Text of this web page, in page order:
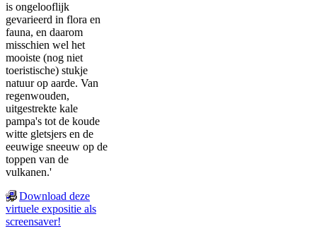
is ongelooflijk
gevarieerd in flora en
fauna, en daarom
misschien wel het
mooiste (nog niet
toeristische) stukje
natuur op aarde. Van
regenwouden,
uitgestrekte kale
pampa's tot de koude
witte gletsjers en de
eeuwige sneeuw op de
toppen van de
vulkanen.'
Download deze
virtuele expositie als
screensaver!